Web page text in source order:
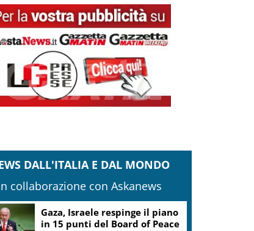
DALL'ITALIA E DAL MONDO
collaborazione con Askanews
Legambiente assegna i premi
Parchi Emissioni Zero 2026